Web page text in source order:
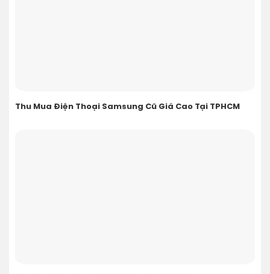
Thu Mua Điện Thoại Samsung Cũ Giá Cao Tại TPHCM